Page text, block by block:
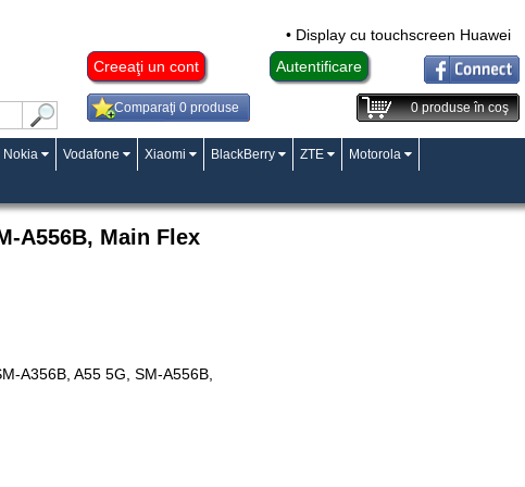
• Display cu touchscreen Huawei
Creeaţi un cont
Autentificare
Comparaţi 0 produse 0produse în coş
Nokia Vodafone Xiaomi BlackBerry ZTE Motorola
A556B, Main Flex
A356B, A55 5G, SM-A556B,